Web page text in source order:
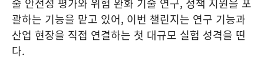
술 안전성 평가와 위험 완화 기술 연구, 정책 지원을 포
괄하는 기능을 맡고 있어, 이번 챌린지는 연구 기능과
산업 현장을 직접 연결하는 첫 대규모 실험 성격을 띤
다.